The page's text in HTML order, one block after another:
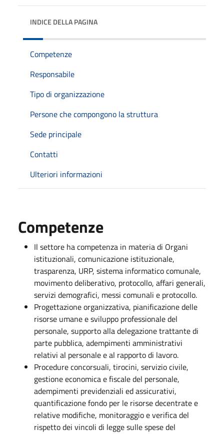
INDICE DELLA PAGINA
Competenze
Responsabile
Tipo di organizzazione
Persone che compongono la struttura
Sede principale
Contatti
Ulteriori informazioni
Competenze
Il settore ha competenza in materia di Organi
istituzionali, comunicazione istituzionale,
trasparenza, URP, sistema informatico comunale,
movimento deliberativo, protocollo, affari generali,
servizi demografici, messi comunali e protocollo.
Progettazione organizzativa, pianificazione delle
risorse umane e sviluppo professionale del
personale, supporto alla delegazione trattante di
parte pubblica, adempimenti amministrativi
relativi al personale e al rapporto di lavoro.
Procedure concorsuali, tirocini, servizio civile,
gestione economica e fiscale del personale,
adempimenti previdenziali ed assicurativi,
quantificazione fondo per le risorse decentrate e
relative modifiche, monitoraggio e verifica del
rispetto dei vincoli di legge sulle spese del